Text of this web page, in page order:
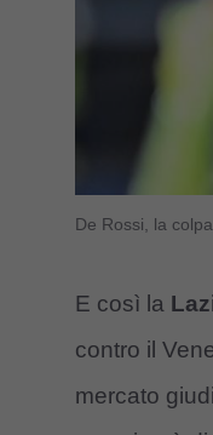
De Rossi, la
E così la
contro il
mercato